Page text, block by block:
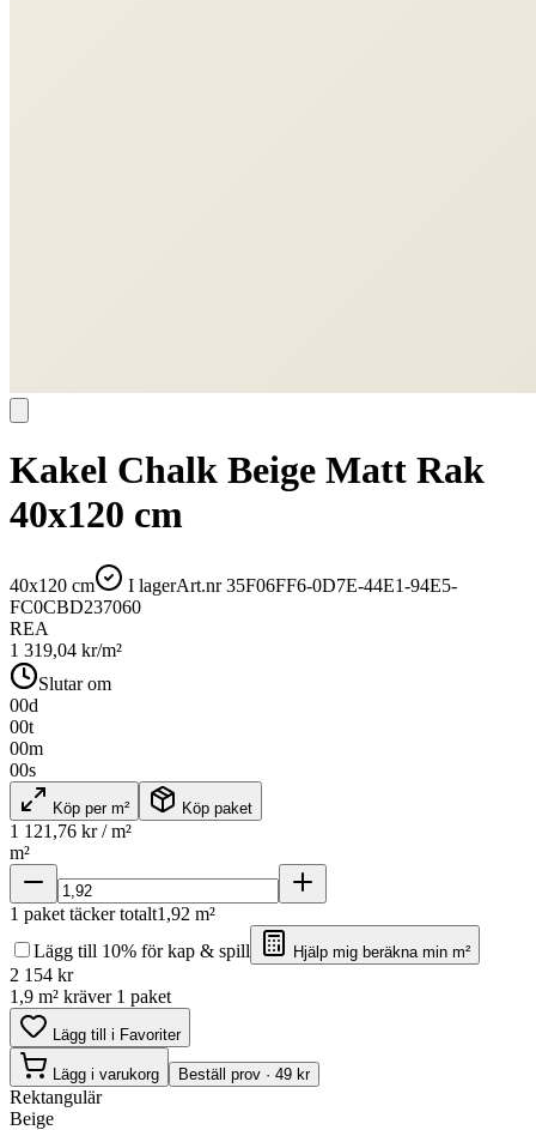
Kakel Chalk Beige Matt Rak
40x120 cm
40x120 cm I lagerArt.nr35F06FF6-0D7E-44E1-94E5-
FC0CBD237060
REA
1 319,04 kr/m²
Slutar om
00d
00t
00m
00s
Köp per m² Köp paket
1 121,76 kr / m²
m²
1 paket täcker totalt1,92 m²
Lägg till 10% för kap & spill
Hjälp mig beräkna min m²
2 154 kr
1,9 m² kräver 1 paket
Lägg till i Favoriter
Lägg i varukorg Beställ prov · 49 kr
Rektangulär
Beige